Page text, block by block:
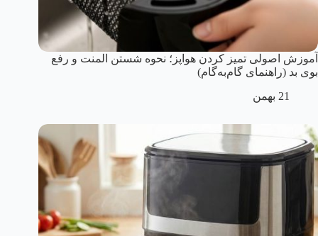
آموزش اصولی تمیز کردن هواپز؛ نحوه شستن المنت و رفع
بوی بد (راهنمای گام‌به‌گام)
21 بهمن